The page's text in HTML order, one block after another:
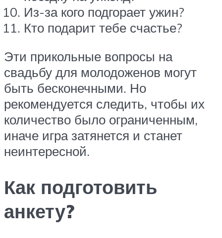
Из-за кого подгорает ужин?
Кто подарит тебе счастье?
Эти прикольные вопросы на
свадьбу для молодоженов могут
быть бесконечными. Но
рекомендуется следить, чтобы их
количество было ограниченным,
иначе игра затянется и станет
неинтересной.
Как подготовить
анкету?